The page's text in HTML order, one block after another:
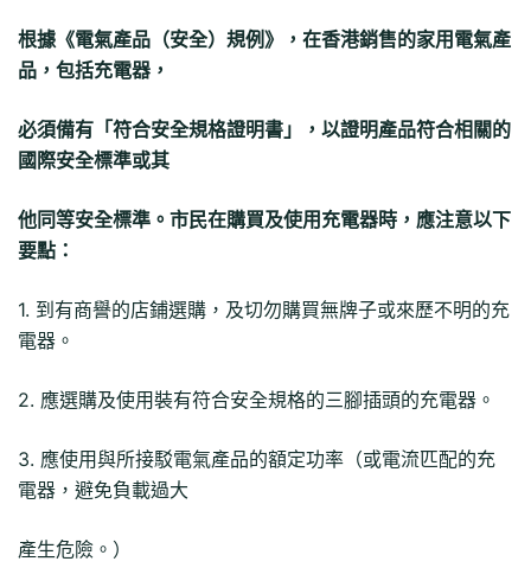
根據《電氣產品（安全）規例》，在香港銷售的家用電氣產
品，包括充電器，
必須備有「符合安全規格證明書」，以證明產品符合相關的
國際安全標準或其
他同等安全標準。市民在購買及使用充電器時，應注意以下
要點：
1. 到有商譽的店鋪選購，及切勿購買無牌子或來歷不明的充
電器。
2. 應選購及使用裝有符合安全規格的三腳插頭的充電器。
3. 應使用與所接駁電氣產品的額定功率（或電流匹配的充
電器，避免負載過大
產生危險。）